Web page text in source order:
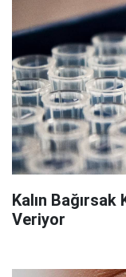
Kalın
Veriyor